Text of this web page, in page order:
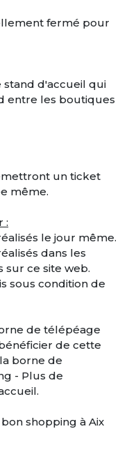
fermé pour
stand d'accueil qui
entre les boutiques
un ticket
même.
:
le jour même.
dans les
sur ce site web.
sous condition de
de télépéage
de cette
borne de
- Plus de
shopping à Aix